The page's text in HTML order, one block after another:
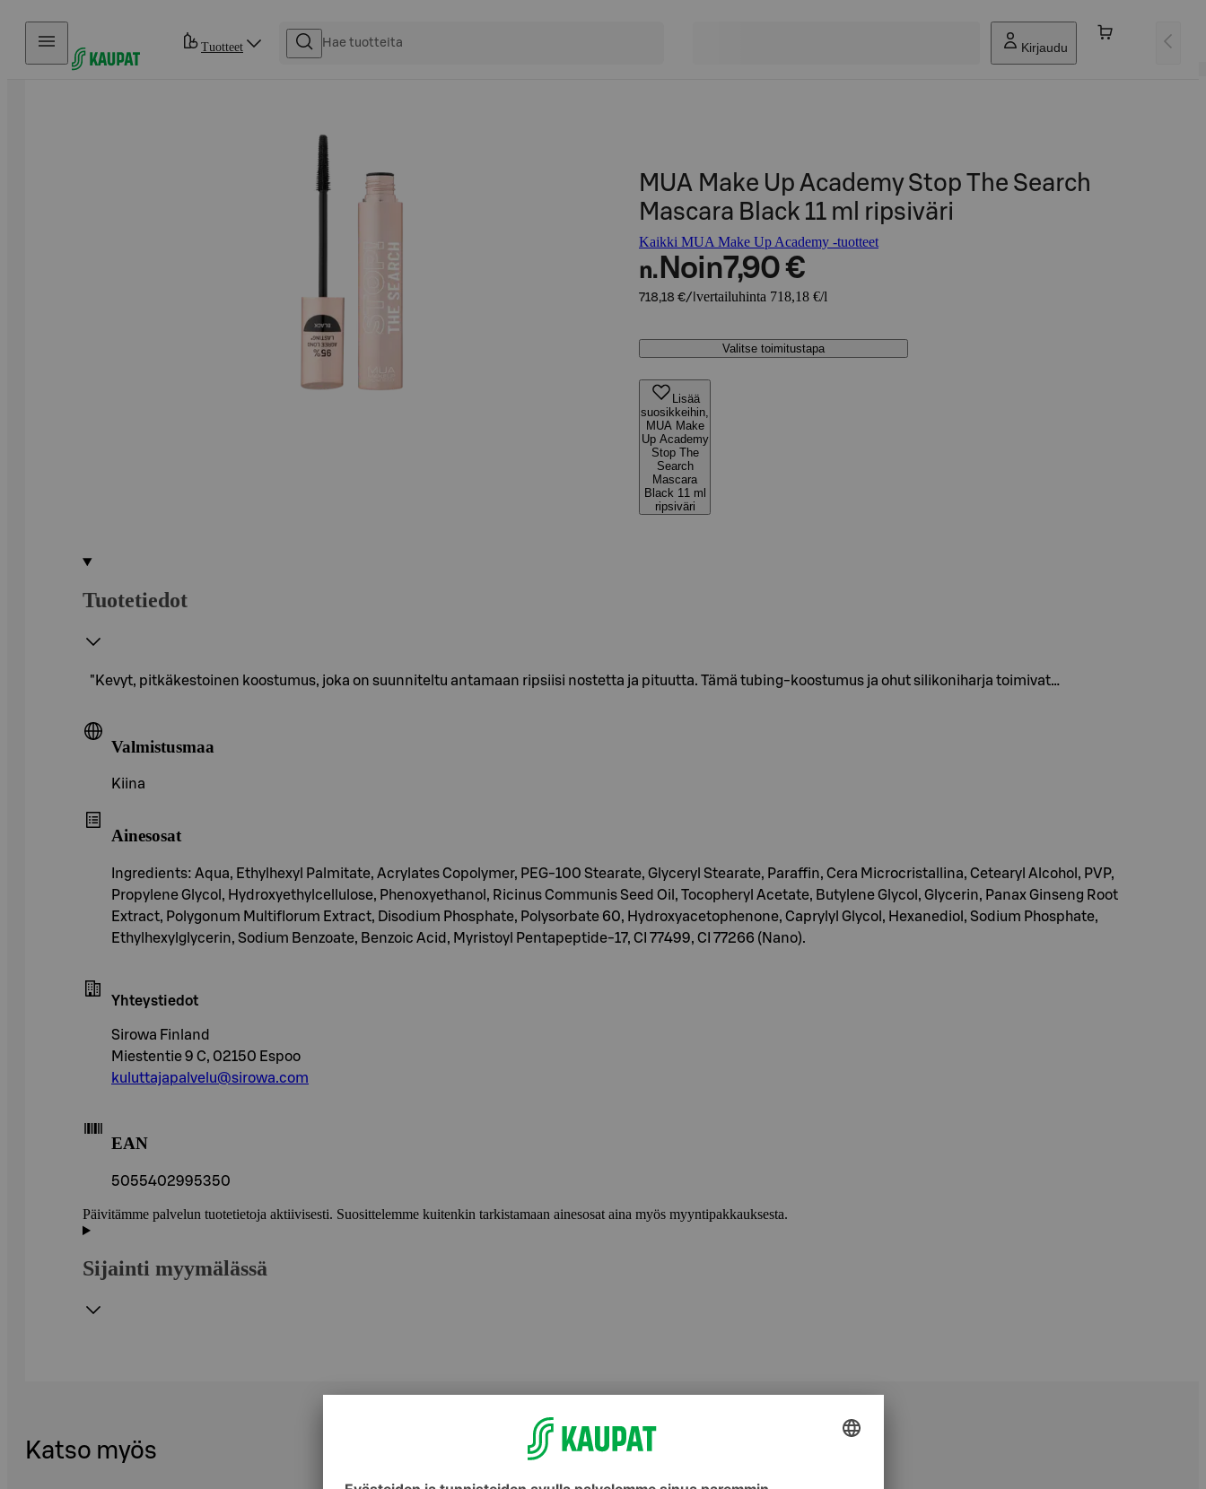
Hyppää sisältöön
Tuotteet Kirjaudu
MUA Make Up Academy Stop The Search
Mascara Black 11 ml ripsiväri
Kaikki MUA Make Up Academy -tuotteet
n. Noin7,90 €
718,18 €/l vertailuhinta 718,18 €/l
Valitse toimitustapa
Lisää
suosikkeihin,
MUA Make
Up Academy
Stop The
Search
Mascara
Black 11 ml
ripsiväri
Tuotetiedot
"Kevyt, pitkäkestoinen koostumus, joka on suunniteltu antamaan ripsiisi nostetta ja pituutta. Tämä tubing-koostumus ja ohut silikoniharja toimivat…
Valmistusmaa
Kiina
Ainesosat
Ingredients: Aqua, Ethylhexyl Palmitate, Acrylates Copolymer, PEG-100 Stearate, Glyceryl Stearate, Paraffin, Cera Microcristallina, Cetearyl Alcohol, PVP,
Propylene Glycol, Hydroxyethylcellulose, Phenoxyethanol, Ricinus Communis Seed Oil, Tocopheryl Acetate, Butylene Glycol, Glycerin, Panax Ginseng Root
Extract, Polygonum Multiflorum Extract, Disodium Phosphate, Polysorbate 60, Hydroxyacetophenone, Caprylyl Glycol, Hexanediol, Sodium Phosphate,
Ethylhexylglycerin, Sodium Benzoate, Benzoic Acid, Myristoyl Pentapeptide-17, CI 77499, CI 77266 (Nano).
Yhteystiedot
Sirowa Finland
Miestentie 9 C, 02150 Espoo
kuluttajapalvelu@sirowa.com
EAN
5055402995350
Päivitämme palvelun tuotetietoja aktiivisesti. Suosittelemme kuitenkin tarkistamaan ainesosat aina myös myyntipakkauksesta.
Sijainti myymälässä
Katso myös